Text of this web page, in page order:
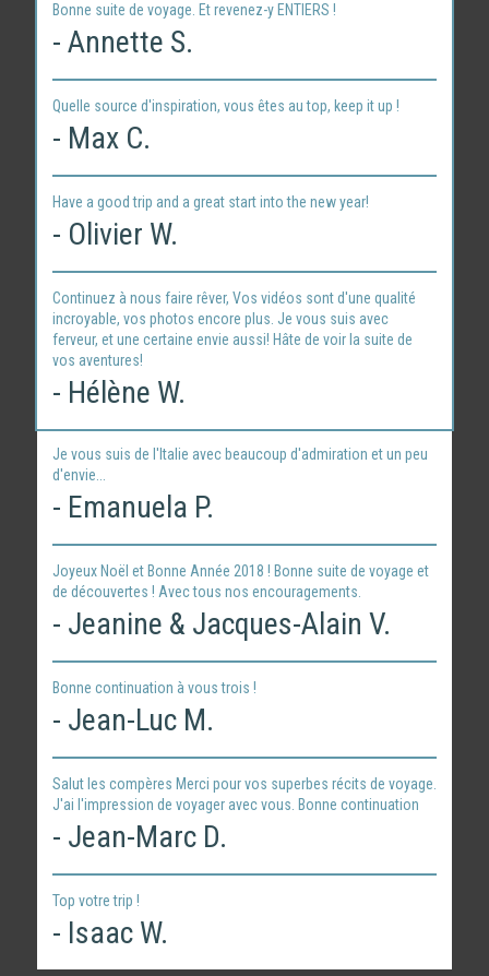
Bonne suite de voyage. Et revenez-y ENTIERS !
- Annette S.
Quelle source d'inspiration, vous êtes au top, keep it up !
- Max C.
Have a good trip and a great start into the new year!
- Olivier W.
Continuez à nous faire rêver, Vos vidéos sont d'une qualité
incroyable, vos photos encore plus. Je vous suis avec
ferveur, et une certaine envie aussi! Hâte de voir la suite de
vos aventures!
- Hélène W.
Je vous suis de l'Italie avec beaucoup d'admiration et un peu
d'envie...
- Emanuela P.
Joyeux Noël et Bonne Année 2018 ! Bonne suite de voyage et
de découvertes ! Avec tous nos encouragements.
- Jeanine & Jacques-Alain V.
Bonne continuation à vous trois !
- Jean-Luc M.
Salut les compères Merci pour vos superbes récits de voyage.
J'ai l'impression de voyager avec vous. Bonne continuation
- Jean-Marc D.
Top votre trip !
- Isaac W.